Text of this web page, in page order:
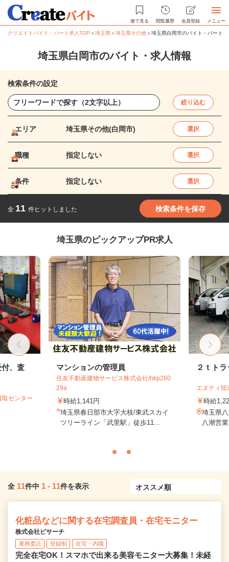
後で見る 閲覧履歴 会員登録 メニュー
クリエイトバイト・パート求人TOP ＞埼玉県＞埼玉県その他＞埼玉県白岡市のバイト・パート求
埼玉県白岡市のバイト・求人情報
検索条件の設定
絞り込む
エリア 埼玉県その他(白岡市) 選択
職種 指定しない 選択
条件 指定しない 選択
全 11 件ヒットしました 検索条件を保存
埼玉県のピックアップPR求人
、査
センター
マンションの管理員
住友不動産建物サービス株式会社/hkp260
29a
時給1,141円
埼玉県春日部市大字大枝/東武スカイ
ツリーライン「武里駅」徒歩11...
２ｔト
エヌティ
時給
埼玉県
八潮営
全 11件中 1 - 11件を表示
化粧品などに関する在宅調査員・在宅モニター
株式会社ビサーチ
業務委託 登録制 在宅・内職
完全在宅OK！スマホで出来る美容モニター大募集！未経